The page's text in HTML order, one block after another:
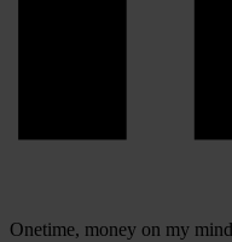
Onetime, money on my mind